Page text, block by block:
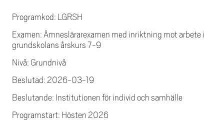
Programkod: LGRSH
Examen: Ämneslärarexamen med inriktning mot arbete i
grundskolans årskurs 7-9
Nivå: Grundnivå
Beslutad: 2026-03-19
Beslutande: Institutionen för individ och samhälle
Programstart: Hösten 2026